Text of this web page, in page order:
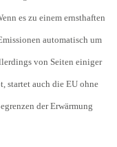
es zu einem ernsthaften
automatisch um
von Seiten einiger
startet auch die EU ohne
der Erwärmung